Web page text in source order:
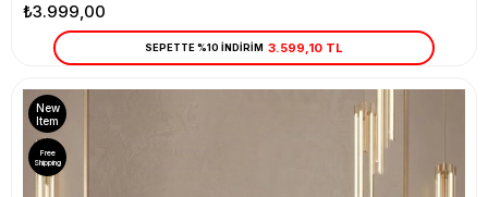
₺3.999,00
SEPETTE %10 İNDİRİM 3.599,10 TL
New
Item
Free
Shipping